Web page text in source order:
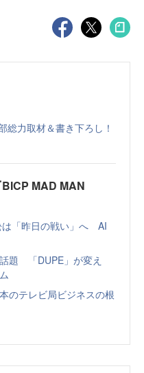
総力取材＆書き下ろし！
MAD MAN
は「昨日の戦い」へ AI
題 「DUPE」が変え
のテレビ局ビジネスの根